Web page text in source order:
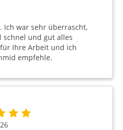
Ich war sehr überrascht,
schnel und gut alles
Ihre Arbeit und ich
empfehle.